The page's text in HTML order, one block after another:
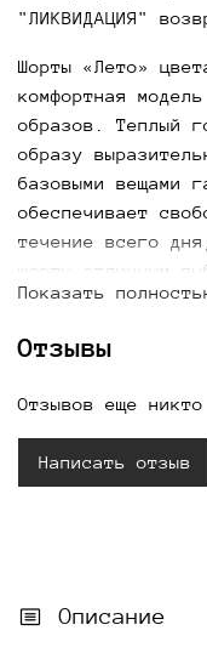
"ЛИКВИДАЦИЯ"
Шорты «Лето»
комфортная
образов. Теплый
образу
базовыми вещами
обеспечивает
течение всего
шорты отличным
путешествий и
доставкой по всей
Показать
Отзывы
Отзывов еще
Написать отзыв
Описание